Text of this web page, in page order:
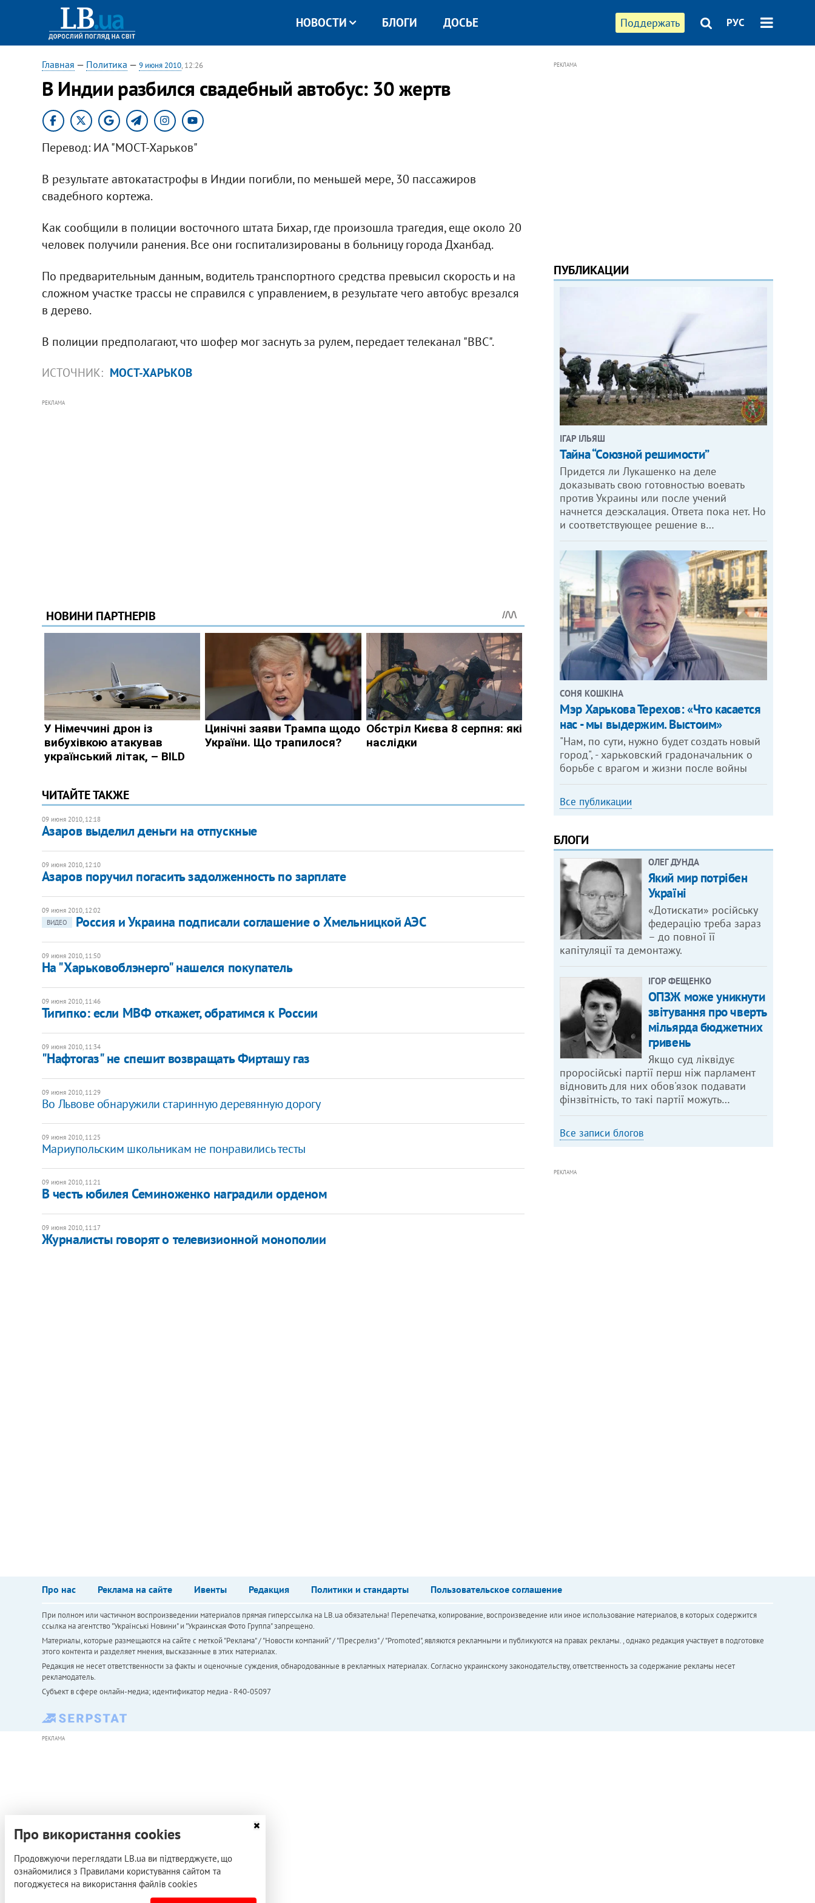
Поддержать РУС
НОВОСТИ БЛОГИ ДОСЬЕ
Главная — Политика — 9 июня 2010, 12:26
В Индии разбился свадебный автобус: 30 жертв
Перевод: ИА "МОСТ-Харьков"
В результате автокатастрофы в Индии погибли, по меньшей мере, 30 пассажиров
свадебного кортежа.
Как сообщили в полиции восточного штата Бихар, где произошла трагедия, еще около 20
человек получили ранения. Все они госпитализированы в больницу города Дханбад.
По предварительным данным, водитель транспортного средства превысил скорость и на
сложном участке трассы не справился с управлением, в результате чего автобус врезался
в дерево.
В полиции предполагают, что шофер мог заснуть за рулем, передает телеканал "ВВС".
ИСТОЧНИК: МОСТ-ХАРЬКОВ
РЕКЛАМА
ЧИТАЙТЕ ТАКЖЕ
09 июня 2010, 12:18
Азаров выделил деньги на отпускные
09 июня 2010, 12:10
Азаров поручил погасить задолженность по зарплате
09 июня 2010, 12:02
ВИДЕО
Россия и Украина подписали соглашение о Хмельницкой АЭС
09 июня 2010, 11:50
На "Харьковоблэнерго" нашелся покупатель
09 июня 2010, 11:46
Тигипко: если МВФ откажет, обратимся к России
09 июня 2010, 11:34
"Нафтогаз" не спешит возвращать Фирташу газ
09 июня 2010, 11:29
Во Львове обнаружили старинную деревянную дорогу
09 июня 2010, 11:25
Мариупольским школьникам не понравились тесты
09 июня 2010, 11:21
В честь юбилея Семиноженко наградили орденом
09 июня 2010, 11:17
Журналисты говорят о телевизионной монополии
РЕКЛАМА
ПУБЛИКАЦИИ
ІГАР ІЛЬЯШ
Тайна “Союзной решимости”
Придется ли Лукашенко на деле
доказывать свою готовностью воевать
против Украины или после учений
начнется деэскалация. Ответа пока нет. Но
и соответствующее решение в…
СОНЯ КОШКІНА
Мэр Харькова Терехов: «Что касается
нас - мы выдержим. Выстоим»
"Нам, по сути, нужно будет создать новый
город", - харьковский градоначальник о
борьбе с врагом и жизни после войны
Все публикации
БЛОГИ
ОЛЕГ ДУНДА
Який мир потрібен
Україні
«Дотискати» російську
федерацію треба зараз
– до повної її
капітуляції та демонтажу.
ІГОР ФЕЩЕНКО
ОПЗЖ може уникнути
звітування про чверть
мільярда бюджетних
гривень
Якщо суд ліквідує
проросійські партії перш ніж парламент
відновить для них обов'язок подавати
фінзвітність, то такі партії можуть…
Все записи блогов
РЕКЛАМА
Про нас Реклама на сайте Ивенты Редакция Политики и стандарты Пользовательское соглашение
При полном или частичном воспроизведении материалов прямая гиперссылка на LB.ua обязательна! Перепечатка, копирование, воспроизведение или иное использование материалов, в которых содержится
ссылка на агентство "Українськi Новини" и "Украинская Фото Группа" запрещено.
Материалы, которые размещаются на сайте с меткой "Реклама" / "Новости компаний" / "Пресрелиз" / "Promoted", являются рекламными и публикуются на правах рекламы. , однако редакция участвует в подготовке
этого контента и разделяет мнения, высказанные в этих материалах.
Редакция не несет ответственности за факты и оценочные суждения, обнародованные в рекламных материалах. Согласно украинскому законодательству, ответственность за содержание рекламы несет
рекламодатель.
Субъект в сфере онлайн-медиа; идентификатор медиа - R40-05097
РЕКЛАМА
Про використання cookies
Продовжуючи переглядати LB.ua ви підтверджуєте, що
ознайомилися з Правилами користування сайтом та
погоджуєтеся на використання файлів cookies